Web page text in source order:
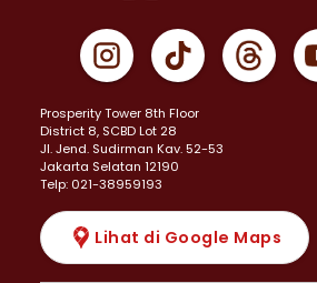
Prosperity Tower 8th Floor
District 8, SCBD Lot 28
JI. Jend. Sudirman Kav. 52-53
Jakarta Selatan 12190
Telp: 021-38959193
Lihat di Google Maps